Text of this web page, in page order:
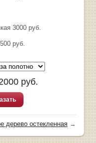
3000 руб.
руб.
руб.
дерево остекленная →